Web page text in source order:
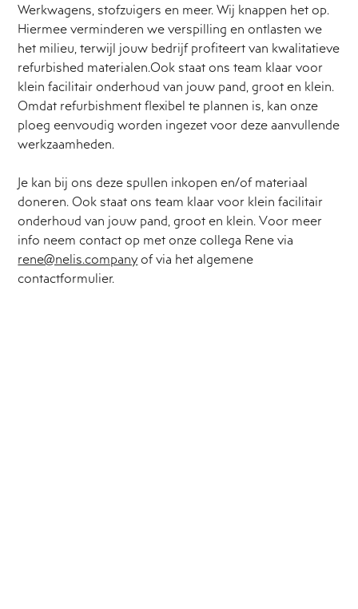
Werkwagens, stofzuigers en meer. Wij knappen het op.
Hiermee verminderen we verspilling en ontlasten we
het milieu, terwijl jouw bedrijf profiteert van kwalitatieve
refurbished materialen.Ook staat ons team klaar voor
klein facilitair onderhoud van jouw pand, groot en klein.
Omdat refurbishment flexibel te plannen is, kan onze
ploeg eenvoudig worden ingezet voor deze aanvullende
werkzaamheden.
Je kan bij ons deze spullen inkopen en/of materiaal
doneren. Ook staat ons team klaar voor klein facilitair
onderhoud van jouw pand, groot en klein. Voor meer
info neem contact op met onze collega Rene via
rene@nelis.companyof via het algemene
contactformulier.